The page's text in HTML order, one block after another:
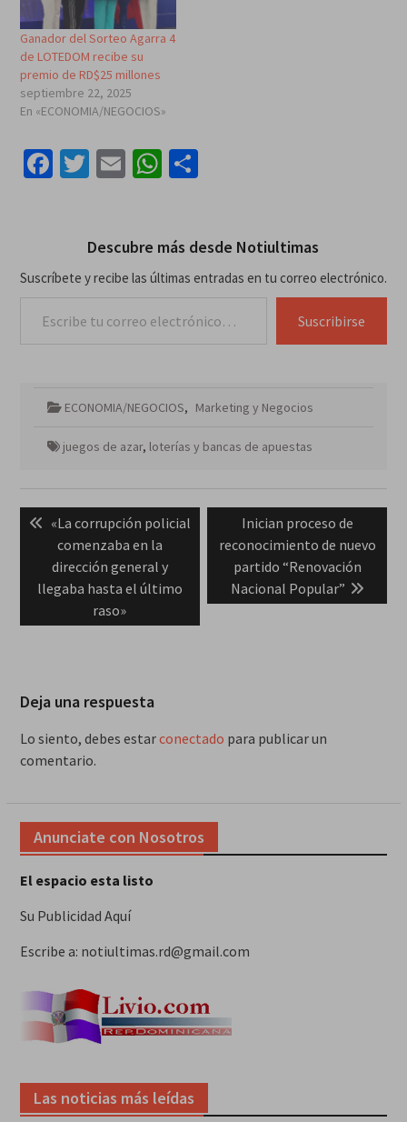
Ganador del Sorteo Agarra 4
de LOTEDOM recibe su
premio de RD$25 millones
septiembre 22, 2025
En «ECONOMIA/NEGOCIOS»
Facebook
Twitter
EmailWhatsApp
Compartir
Descubre más desde Notiultimas
Suscríbete y recibe las últimas entradas en tu correo electrónico.
Suscribirse
ECONOMIA/NEGOCIOS, Marketing y Negocios
juegos de azar, loterías y bancas de apuestas
de
entradas
Previous
post:
«La corrupción policial
comenzaba en la
dirección general y
llegaba hasta el último
raso»
Next
post:
Inician proceso de
reconocimiento de nuevo
partido “Renovación
Nacional Popular”
Deja una respuesta
Lo siento, debes estarconectado para publicar un
comentario.
Anunciate con Nosotros
El espacio esta listo
Su Publicidad Aquí
Escribe a: notiultimas.rd@gmail.com
Las noticias más leídas